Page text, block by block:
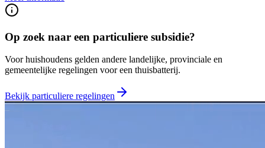
Op zoek naar een particuliere subsidie?
Voor huishoudens gelden andere landelijke, provinciale en
gemeentelijke regelingen voor een thuisbatterij.
Bekijk particuliere regelingen